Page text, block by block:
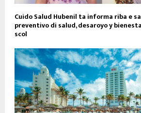
Cuido Salud Hubenil ta informa riba e
preventivo di salud, desaroyo y
scol